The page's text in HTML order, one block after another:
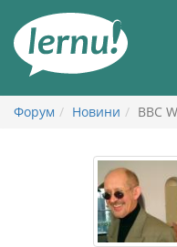
съдържанието
Форум Новини BBC